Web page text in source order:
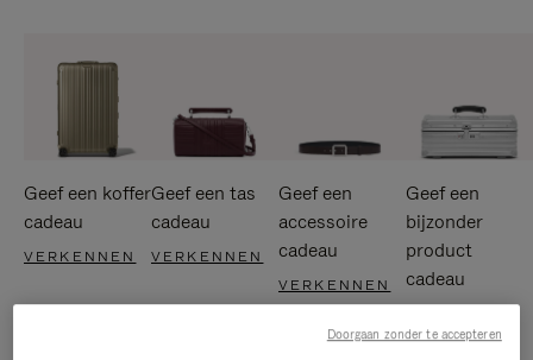
Geef een koffer
cadeau
VERKENNEN
Geef een tas
cadeau
VERKENNEN
Geef een
accessoire
cadeau
VERKENNEN
Geef een
bijzonder
product
cadeau
Doorgaan zonder te accepteren